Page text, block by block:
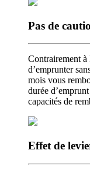
Pas de
Contrairement
d’emprunter
mois vous
durée
capacités de
Effet de